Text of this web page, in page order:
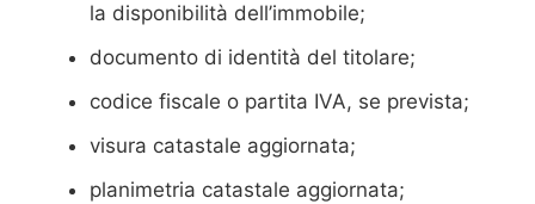
la disponibilità dell’immobile;
documento di identità del titolare;
codice fiscale o partita IVA, se prevista;
visura catastale aggiornata;
planimetria catastale aggiornata;